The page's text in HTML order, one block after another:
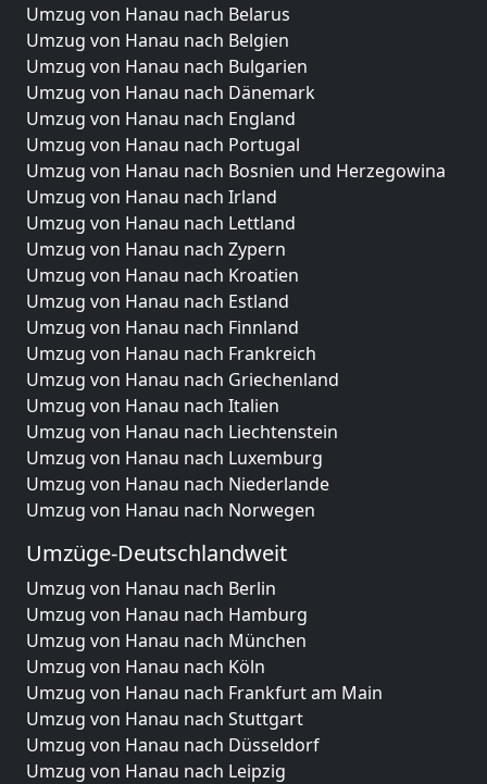
Umzug von Hanau nach Belarus
Umzug von Hanau nach Belgien
Umzug von Hanau nach Bulgarien
Umzug von Hanau nach Dänemark
Umzug von Hanau nach England
Umzug von Hanau nach Portugal
Umzug von Hanau nach Bosnien und Herzegowina
Umzug von Hanau nach Irland
Umzug von Hanau nach Lettland
Umzug von Hanau nach Zypern
Umzug von Hanau nach Kroatien
Umzug von Hanau nach Estland
Umzug von Hanau nach Finnland
Umzug von Hanau nach Frankreich
Umzug von Hanau nach Griechenland
Umzug von Hanau nach Italien
Umzug von Hanau nach Liechtenstein
Umzug von Hanau nach Luxemburg
Umzug von Hanau nach Niederlande
Umzug von Hanau nach Norwegen
Umzüge-Deutschlandweit
Umzug von Hanau nach Berlin
Umzug von Hanau nach Hamburg
Umzug von Hanau nach München
Umzug von Hanau nach Köln
Umzug von Hanau nach Frankfurt am Main
Umzug von Hanau nach Stuttgart
Umzug von Hanau nach Düsseldorf
Umzug von Hanau nach Leipzig